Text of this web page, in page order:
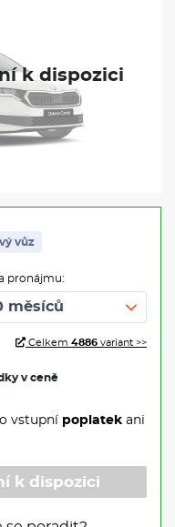
vůz
pronájmu:
Celkem 4886 variant >>
v ceně
vstupní poplatekani
k dispozici